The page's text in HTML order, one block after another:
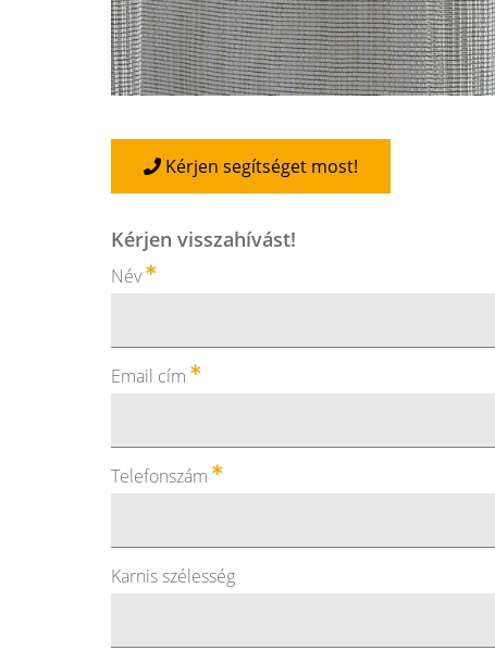
Kérjen segítséget most!
Kérjen visszahívást!
Név
Email cím
Telefonszám
Karnis szélesség